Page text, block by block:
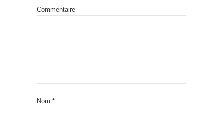
Commentaire
Nom *